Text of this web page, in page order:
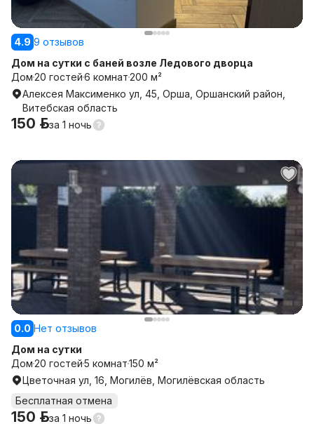
4.9 9 отзывов
Дом на сутки с баней возле Ледового дворца
Дом20 гостей6 комнат200 м²
Алексея Максименко ул, 45, Орша, Оршанский район,
Витебская область
150 р.за 1 ночь
0.0 Нет отзывов
Дом на сутки
Дом20 гостей5 комнат150 м²
Цветочная ул, 16, Могилёв, Могилёвская область
Бесплатная отмена
150 р.за 1 ночь